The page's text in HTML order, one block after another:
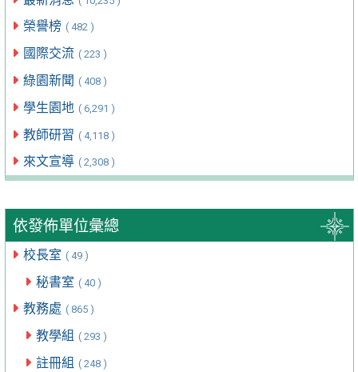
榮譽榜 ( 482 )
國際交流 ( 223 )
綠園新聞 ( 408 )
學生園地 ( 6,291 )
教師研習 ( 4,118 )
來文宣導 ( 2,308 )
依發佈單位彙總
校長室 ( 49 )
秘書室 ( 40 )
教務處 ( 865 )
教學組 ( 293 )
註冊組 ( 248 )